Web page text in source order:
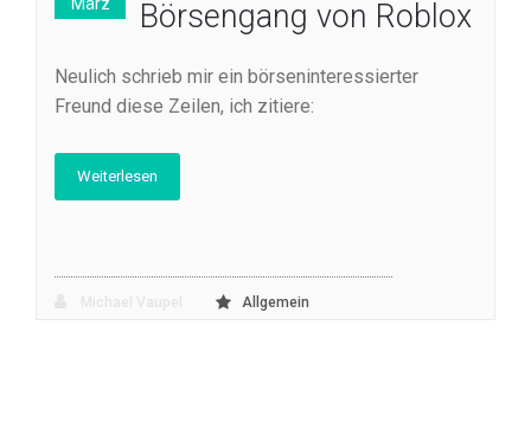
Börsengang von Roblox
Neulich schrieb mir ein börseninteressierter
Freund diese Zeilen, ich zitiere:
Weiterlesen
Allgemein